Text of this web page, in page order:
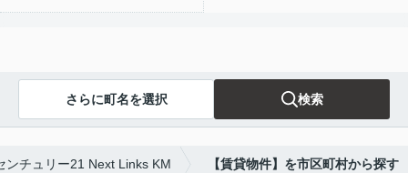
さらに町名を選択 検索
ンチュリー21 Next Links KM 【賃貸物件】を市区町村から探す